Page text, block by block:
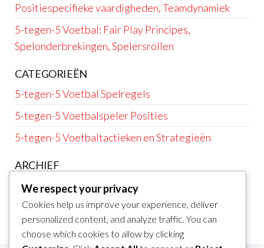
Positiespecifieke vaardigheden, Teamdynamiek
5-tegen-5 Voetbal: Fair Play Principes,
Spelonderbrekingen, Spelersrollen
CATEGORIEËN
5-tegen-5 Voetbal Spelregels
5-tegen-5 Voetbalspeler Posities
5-tegen-5 Voetbaltactieken en Strategieën
ARCHIEF
February 2026
January 2026
We respect your privacy
Cookies help us improve your experience, deliver
personalized content, and analyze traffic. You can
choose which cookies to allow by clicking